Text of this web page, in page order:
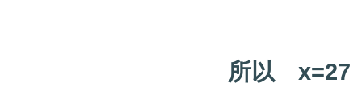
所以 x=27